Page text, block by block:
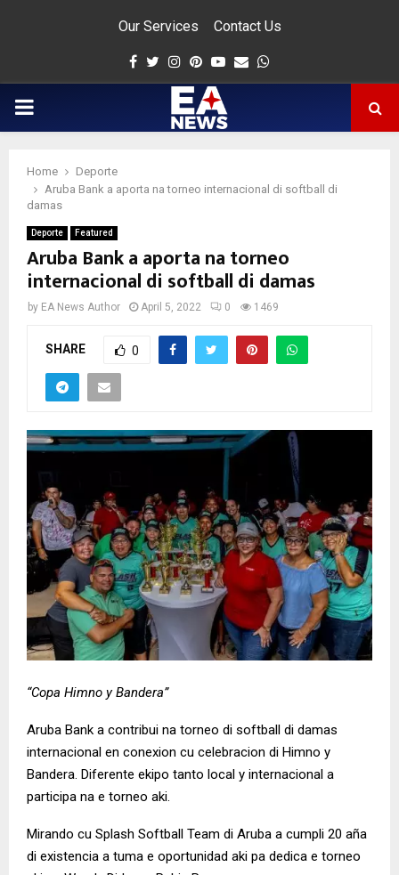
Our Services Contact Us
Facebook
Twitter
Instagram
Pinterest
Youtube
Email
PRIMARY
Home
Deporte
Aruba Bank a aporta na torneo internacional di softball di
damas
Deporte Featured
Aruba Bank a aporta na torneo
internacional di softball di damas
by EA News Author April 5, 2022 0 1469
SHARE 0
“Copa Himno y Bandera”
Aruba Bank a contribui na torneo di softball di damas
internacional en conexion cu celebracion di Himno y
Bandera. Diferente ekipo tanto local y internacional a
participa na e torneo aki.
Mirando cu Splash Softball Team di Aruba a cumpli 20 aña
di existencia a tuma e oportunidad aki pa dedica e torneo